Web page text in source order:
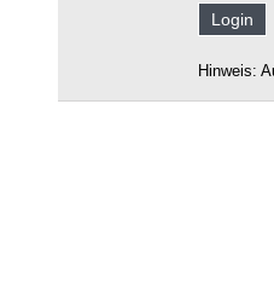
Hinweis: